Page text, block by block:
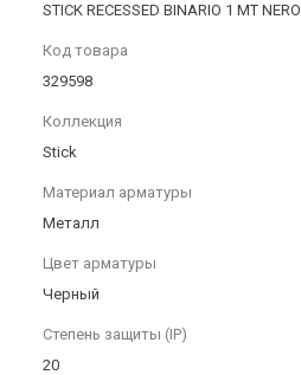
STICK RECESSED BINARIO 1 MT NERO
Код товара
329598
Коллекция
Stick
Материал арматуры
Металл
Цвет арматуры
Черный
Степень защиты (IP)
20